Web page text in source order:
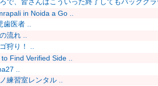
in Noida a Go ..
歯医者 ..
流れ ..
狩り！ ..
Find Verified Side ..
..
練習室レンタル ..